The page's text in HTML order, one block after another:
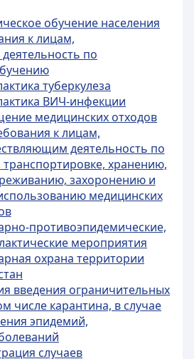
обучение населения
к лицам,
по
туберкулеза
ВИЧ-инфекции
медицинских отходов
к лицам,
деятельность по
транспортировке, хранению,
захоронению и
медицинских
противоэпидемические,
мероприятия
охрана территории
введения ограничительных
числе карантина, в случае
эпидемий,
случаев